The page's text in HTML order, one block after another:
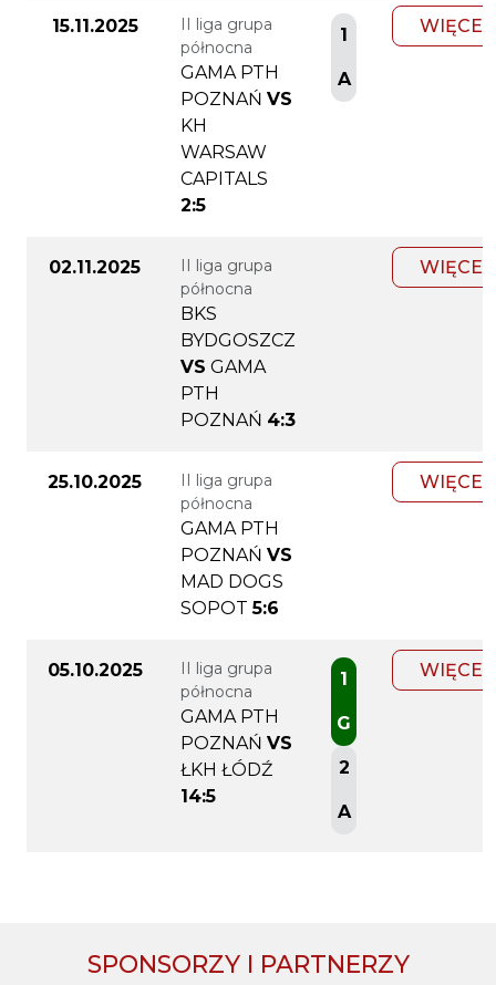
15.11.2025
II liga grupa
północna
GAMA PTH
POZNAŃ VS
KH
WARSAW
CAPITALS
2:5
1
A
WIĘCEJ
02.11.2025
II liga grupa
północna
BKS
BYDGOSZCZ
VS GAMA
PTH
POZNAŃ 4:3
WIĘCEJ
25.10.2025
II liga grupa
północna
GAMA PTH
POZNAŃ VS
MAD DOGS
SOPOT 5:6
WIĘCEJ
05.10.2025
II liga grupa
północna
GAMA PTH
POZNAŃ VS
ŁKH ŁÓDŹ
14:5
1
G
2
A
WIĘCEJ
SPONSORZY I PARTNERZY